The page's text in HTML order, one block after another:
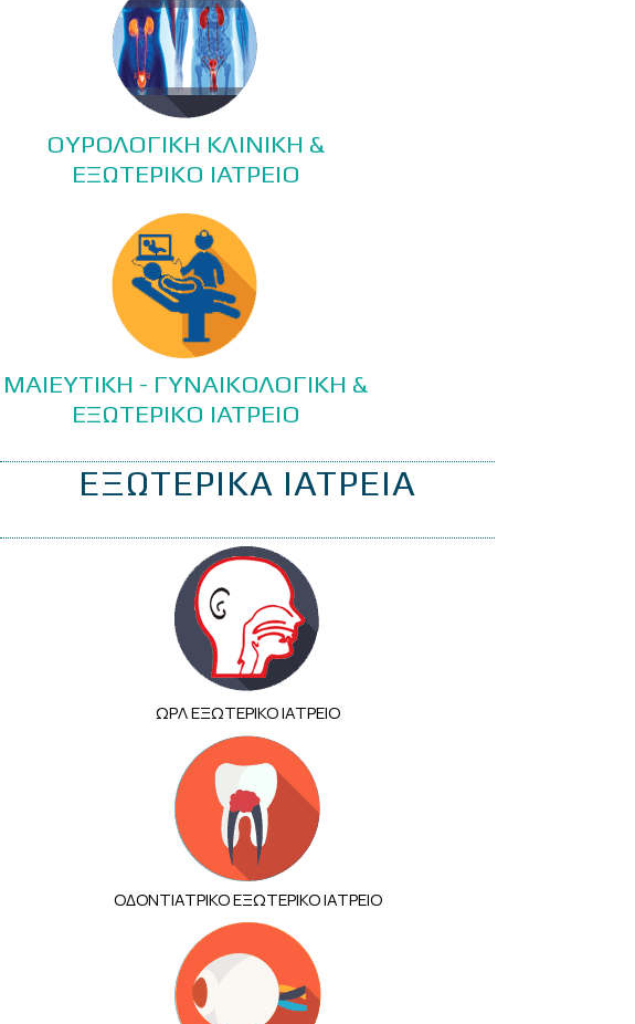
ΟΥΡΟΛΟΓΙΚΗ ΚΛΙΝΙΚΗ &
ΕΞΩΤΕΡΙΚΟ ΙΑΤΡΕΙΟ
ΜΑΙΕΥΤΙΚΗ - ΓΥΝΑΙΚΟΛΟΓΙΚΗ &
ΕΞΩΤΕΡΙΚΟ ΙΑΤΡΕΙΟ
ΕΞΩΤΕΡΙΚΑ ΙΑΤΡΕΙΑ
ΩΡΛ ΕΞΩΤΕΡΙΚΟ ΙΑΤΡΕΙΟ
ΟΔΟΝΤΙΑΤΡΙΚΟ ΕΞΩΤΕΡΙΚΟ ΙΑΤΡΕΙΟ